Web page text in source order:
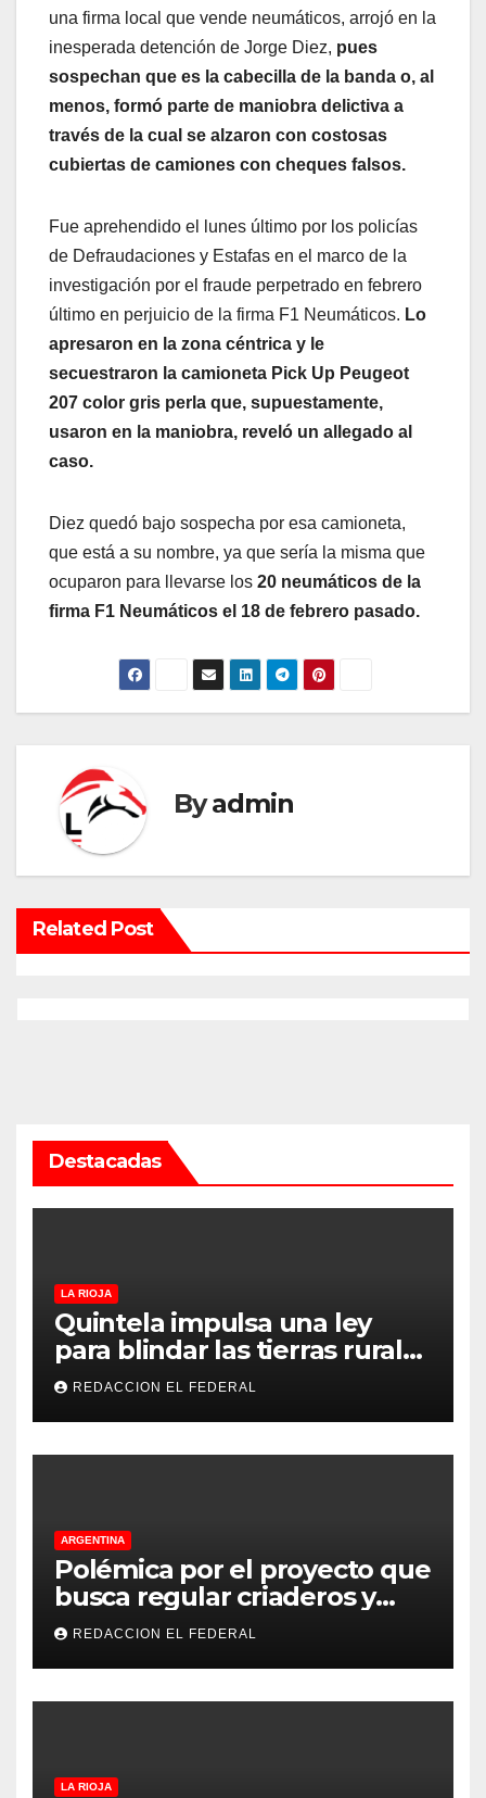
una firma local que vende neumáticos, arrojó en la
inesperada detención de Jorge Diez, pues
sospechan que es la cabecilla de la banda o, al
menos, formó parte de maniobra delictiva a
través de la cual se alzaron con costosas
cubiertas de camiones con cheques falsos.
Fue aprehendido el lunes último por los policías
de Defraudaciones y Estafas en el marco de la
investigación por el fraude perpetrado en febrero
último en perjuicio de la firma F1 Neumáticos. Lo
apresaron en la zona céntrica y le
secuestraron la camioneta Pick Up Peugeot
207 color gris perla que, supuestamente,
usaron en la maniobra, reveló un allegado al
caso.
Diez quedó bajo sospecha por esa camioneta,
que está a su nombre, ya que sería la misma que
ocuparon para llevarse los 20 neumáticos de la
firma F1 Neumáticos el 18 de febrero pasado.
Byadmin
Related Post
Destacadas
LA RIOJA
Quintela impulsa una ley
para blindar las tierras rurales
de La Rioja: cuáles son los
principales puntos
REDACCION EL FEDERAL
ARGENTINA
Polémica por el proyecto que
busca regular criaderos y
refugios de perros y gatos:
denuncian excesos, mientras
proteccionistas reclaman
controles más duros
REDACCION EL FEDERAL
LA RIOJA